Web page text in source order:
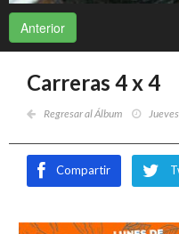
Anterior
Carreras 4 x 4
Regresar al Álbum
Compartir